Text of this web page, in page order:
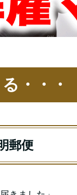
・・・
郵便